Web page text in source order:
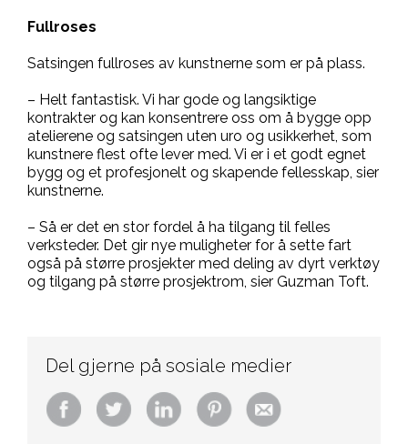
Fullroses
Satsingen fullroses av kunstnerne som er på plass.
– Helt fantastisk. Vi har gode og langsiktige
kontrakter og kan konsentrere oss om å bygge opp
atelierene og satsingen uten uro og usikkerhet, som
kunstnere flest ofte lever med. Vi er i et godt egnet
bygg og et profesjonelt og skapende fellesskap, sier
kunstnerne.
– Så er det en stor fordel å ha tilgang til felles
verksteder. Det gir nye muligheter for å sette fart
også på større prosjekter med deling av dyrt verktøy
og tilgang på større prosjektrom, sier Guzman Toft.
Del gjerne på sosiale medier